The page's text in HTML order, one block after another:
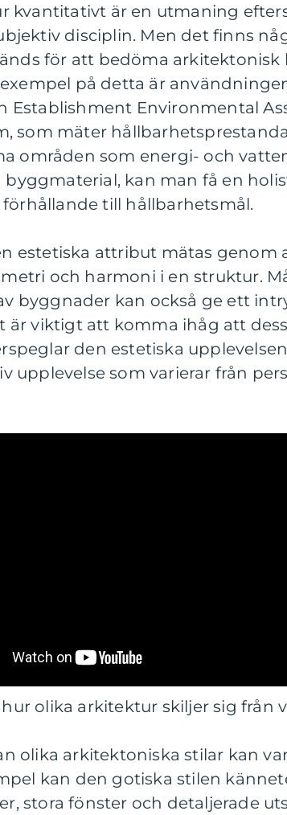
kvantitativt är en utmaning
disciplin. Men det finns
för att bedöma arkitektonisk
på detta är användningen
Establishment Environmental
som mäter
områden som energi- och
kan man få en
till hållbarhetsmål.
estetiska attribut mätas genom
och harmoni i en struktur.
byggnader kan också ge ett
är viktigt att komma ihåg att
den estetiska
upplevelse som varierar från
olika arkitektur skiljer sig från
olika arkitektoniska stilar kan
kan den gotiska stilen
stora fönster och detaljerade